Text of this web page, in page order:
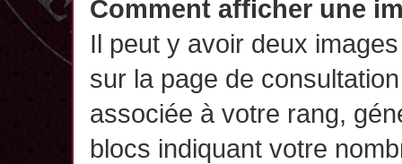
Comment afficher une
Il peut y avoir deux
sur la page de
associée à votre rang,
blocs indiquant votre